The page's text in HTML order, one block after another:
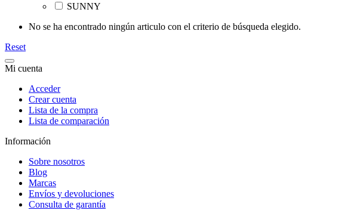
SUNNY
No se ha encontrado ningún articulo con el criterio de búsqueda elegido.
Reset
Mi cuenta
Acceder
Crear cuenta
Lista de la compra
Lista de comparación
Información
Sobre nosotros
Blog
Marcas
Envíos y devoluciones
Consulta de garantía